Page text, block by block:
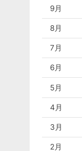
9月
8月
7月
6月
5月
4月
3月
2月